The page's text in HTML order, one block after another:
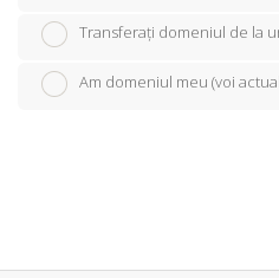
Transferați domeniul de la
Am domeniul meu (voi